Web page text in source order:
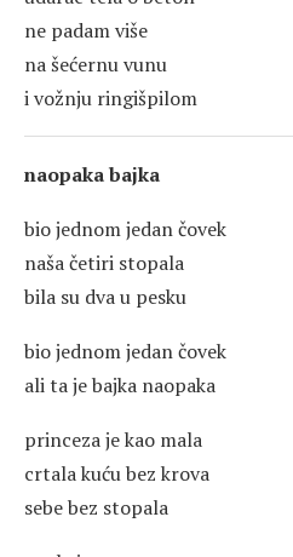
ne padam više
na šećernu vunu
i vožnju ringišpilom
naopaka bajka
bio jednom jedan čovek
naša četiri stopala
bila su dva u pesku
bio jednom jedan čovek
ali ta je bajka naopaka
princeza je kao mala
crtala kuću bez krova
sebe bez stopala